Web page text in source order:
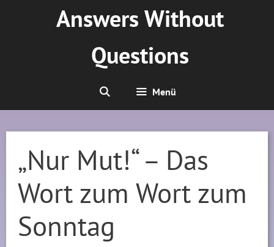
Answers Without
Questions
Menü
„Nur Mut!“ – Das
Wort zum Wort zum
Sonntag